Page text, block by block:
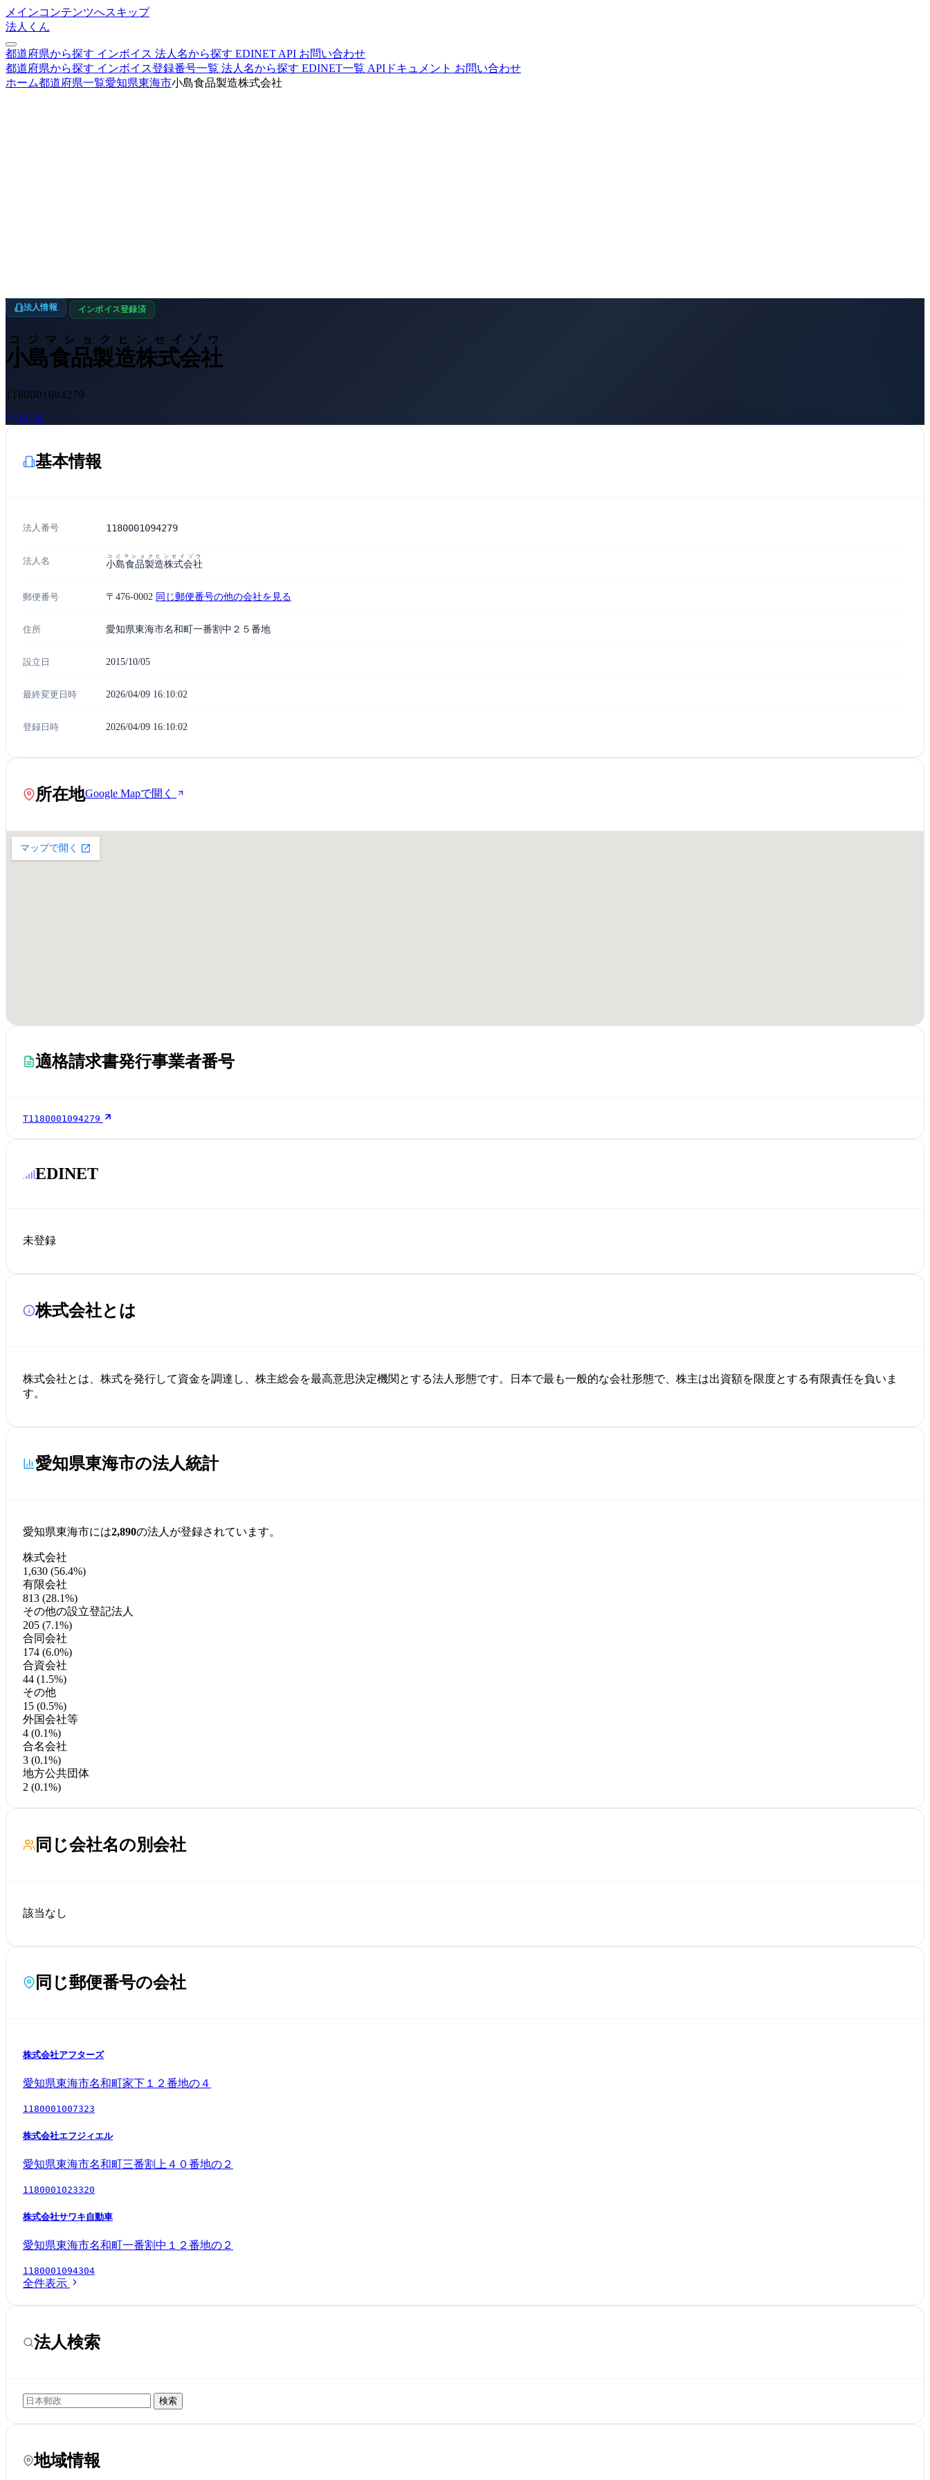
メインコンテンツへスキップ
法人くん
都道府県から探す インボイス 法人名から探す EDINET API お問い合わせ
都道府県から探す インボイス登録番号一覧 法人名から探す EDINET一覧 APIドキュメント お問い合わせ
ホーム都道府県一覧愛知県東海市小島食品製造株式会社
法人情報 インボイス登録済
小島食品製造株式会社
コジマショクヒンセイゾウ
1180001094279
JSON
基本情報
法人番号 1180001094279
法人名 小島食品製造株式会社
コジマショクヒンセイゾウ
郵便番号 〒476-0002 同じ郵便番号の他の会社を見る
住所 愛知県東海市名和町一番割中２５番地
設立日 2015/10/05
最終変更日時 2026/04/09 16:10:02
登録日時 2026/04/09 16:10:02
所在地Google Mapで開く
適格請求書発行事業者番号
T1180001094279
EDINET
未登録
株式会社とは
株式会社とは、株式を発行して資金を調達し、株主総会を最高意思決定機関とする法人形態です。日本で最も一般的な会社形態で、株主は出資額を限度とする有限責任を負いま
す。
愛知県東海市の法人統計
愛知県東海市には2,890の法人が登録されています。
株式会社
1,630 (56.4%)
有限会社
813 (28.1%)
その他の設立登記法人
205 (7.1%)
合同会社
174 (6.0%)
合資会社
44 (1.5%)
その他
15 (0.5%)
外国会社等
4 (0.1%)
合名会社
3 (0.1%)
地方公共団体
2 (0.1%)
同じ会社名の別会社
該当なし
同じ郵便番号の会社
株式会社アフターズ
愛知県東海市名和町家下１２番地の４
1180001007323
株式会社エフジィエル
愛知県東海市名和町三番割上４０番地の２
1180001023320
株式会社サワキ自動車
愛知県東海市名和町一番割中１２番地の２
1180001094304
全件表示
法人検索
検索
地域情報